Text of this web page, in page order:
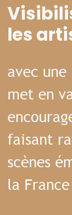
les
avec
met en
faisant
scènes
la